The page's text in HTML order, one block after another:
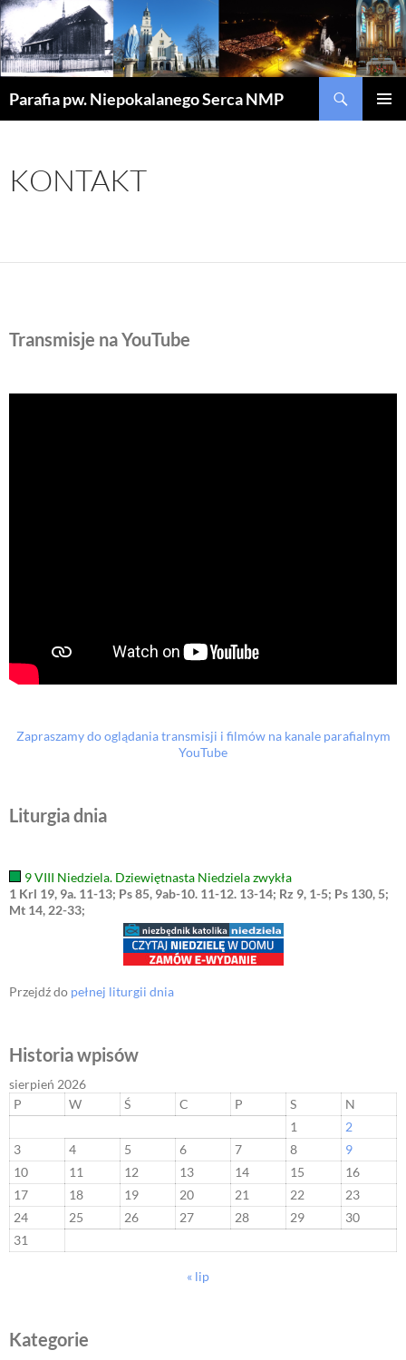
Parafia pw. Niepokalanego Serca NMP
KONTAKT
Transmisje na YouTube
Zapraszamy do oglądania transmisji i filmów na kanale parafialnym
YouTube
Liturgia dnia
9 VIII Niedziela. Dziewiętnasta Niedziela zwykła
1 Krl 19, 9a. 11-13; Ps 85, 9ab-10. 11-12. 13-14; Rz 9, 1-5; Ps 130, 5;
Mt 14, 22-33;
Przejdź do pełnej liturgii dnia
Historia wpisów
sierpień 2026
P
W Ś C P S
N
1
2
3
4 5 6 7 8
9
10
11 12 13 14 15
16
17
18 19 20 21 22
23
24
25 26 27 28 29
30
31
« lip
Kategorie